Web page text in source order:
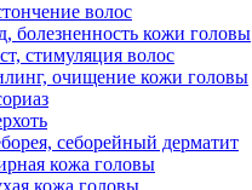
волос
болезненность кожи головы
стимуляция волос
очищение кожи головы
себорейный дерматит
кожа головы
кожа головы